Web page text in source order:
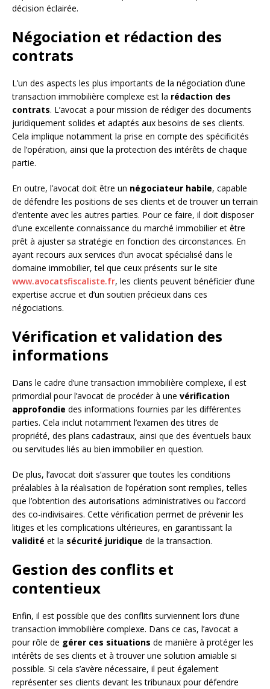
décision éclairée.
Négociation et rédaction des
contrats
L’un des aspects les plus importants de la négociation d’une
transaction immobilière complexe est la rédaction des
contrats. L’avocat a pour mission de rédiger des documents
juridiquement solides et adaptés aux besoins de ses clients.
Cela implique notamment la prise en compte des spécificités
de l’opération, ainsi que la protection des intérêts de chaque
partie.
En outre, l’avocat doit être un négociateur habile, capable
de défendre les positions de ses clients et de trouver un terrain
d’entente avec les autres parties. Pour ce faire, il doit disposer
d’une excellente connaissance du marché immobilier et être
prêt à ajuster sa stratégie en fonction des circonstances. En
ayant recours aux services d’un avocat spécialisé dans le
domaine immobilier, tel que ceux présents sur le site
www.avocatsfiscaliste.fr, les clients peuvent bénéficier d’une
expertise accrue et d’un soutien précieux dans ces
négociations.
Vérification et validation des
informations
Dans le cadre d’une transaction immobilière complexe, il est
primordial pour l’avocat de procéder à une vérification
approfondie des informations fournies par les différentes
parties. Cela inclut notamment l’examen des titres de
propriété, des plans cadastraux, ainsi que des éventuels baux
ou servitudes liés au bien immobilier en question.
De plus, l’avocat doit s’assurer que toutes les conditions
préalables à la réalisation de l’opération sont remplies, telles
que l’obtention des autorisations administratives ou l’accord
des co-indivisaires. Cette vérification permet de prévenir les
litiges et les complications ultérieures, en garantissant la
validité et la sécurité juridique de la transaction.
Gestion des conflits et
contentieux
Enfin, il est possible que des conflits surviennent lors d’une
transaction immobilière complexe. Dans ce cas, l’avocat a
pour rôle de gérer ces situations de manière à protéger les
intérêts de ses clients et à trouver une solution amiable si
possible. Si cela s’avère nécessaire, il peut également
représenter ses clients devant les tribunaux pour défendre